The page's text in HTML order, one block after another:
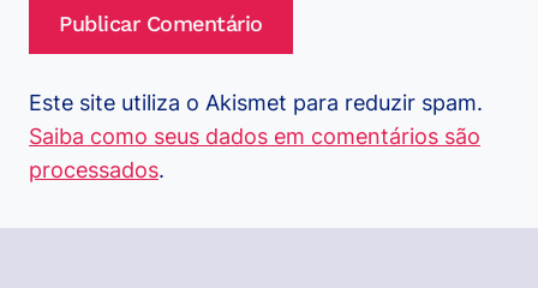
Este site utiliza o Akismet para reduzir spam.
Saiba como seus dados em comentários são
processados.